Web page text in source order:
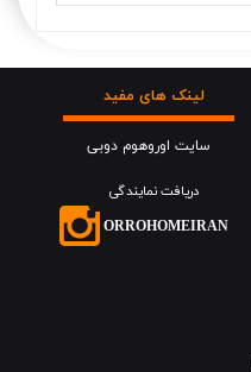
سایت اوروهوم دوبی
دریافت نمایندگی
لینک های مفید
​​​ORROHOMEIRAN